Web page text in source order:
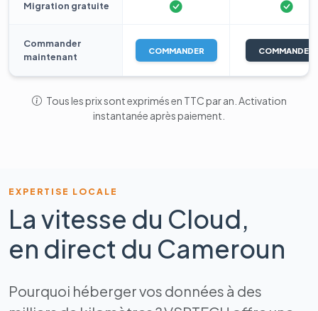
Migration gratuite
Commander
maintenant
COMMANDER COMMANDER
Tous les prix sont exprimés en TTC par an. Activation
instantanée après paiement.
EXPERTISE LOCALE
La vitesse du Cloud,
en direct du Cameroun
Pourquoi héberger vos données à des